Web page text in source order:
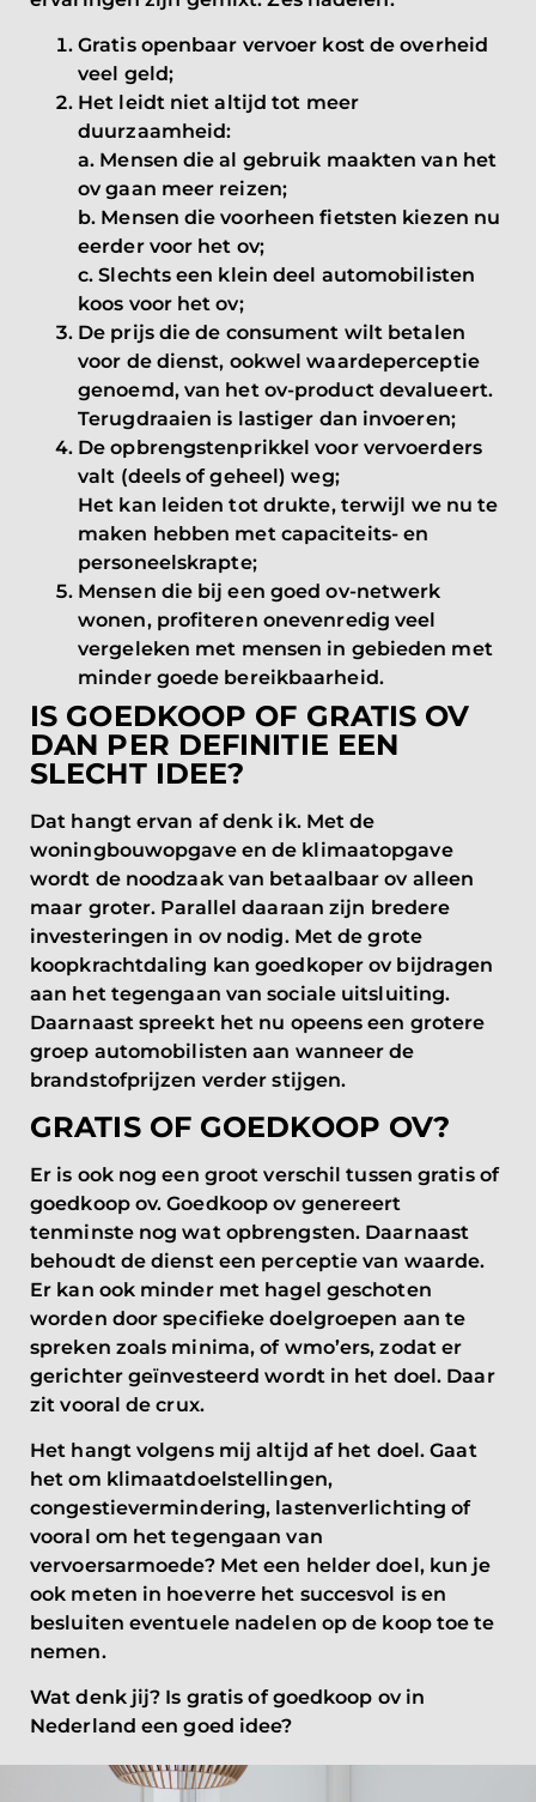
Gratis openbaar vervoer kost de overheid
veel geld;
Het leidt niet altijd tot meer
duurzaamheid:
a. Mensen die al gebruik maakten van het
ov gaan meer reizen;
b. Mensen die voorheen fietsten kiezen nu
eerder voor het ov;
c. Slechts een klein deel automobilisten
koos voor het ov;
De prijs die de consument wilt betalen
voor de dienst, ookwel waardeperceptie
genoemd, van het ov-product devalueert.
Terugdraaien is lastiger dan invoeren;
De opbrengstenprikkel voor vervoerders
valt (deels of geheel) weg;
Het kan leiden tot drukte, terwijl we nu te
maken hebben met capaciteits- en
personeelskrapte;
Mensen die bij een goed ov-netwerk
wonen, profiteren onevenredig veel
vergeleken met mensen in gebieden met
minder goede bereikbaarheid.
IS GOEDKOOP OF GRATIS OV
DAN PER DEFINITIE EEN
SLECHT IDEE?
Dat hangt ervan af denk ik. Met de
woningbouwopgave en de klimaatopgave
wordt de noodzaak van betaalbaar ov alleen
maar groter. Parallel daaraan zijn bredere
investeringen in ov nodig. Met de grote
koopkrachtdaling kan goedkoper ov bijdragen
aan het tegengaan van sociale uitsluiting.
Daarnaast spreekt het nu opeens een grotere
groep automobilisten aan wanneer de
brandstofprijzen verder stijgen.
GRATIS OF GOEDKOOP OV?
Er is ook nog een groot verschil tussen gratis of
goedkoop ov. Goedkoop ov genereert
tenminste nog wat opbrengsten. Daarnaast
behoudt de dienst een perceptie van waarde.
Er kan ook minder met hagel geschoten
worden door specifieke doelgroepen aan te
spreken zoals minima, of wmo’ers, zodat er
gerichter geïnvesteerd wordt in het doel. Daar
zit vooral de crux.
Het hangt volgens mij altijd af het doel. Gaat
het om klimaatdoelstellingen,
congestievermindering, lastenverlichting of
vooral om het tegengaan van
vervoersarmoede? Met een helder doel, kun je
ook meten in hoeverre het succesvol is en
besluiten eventuele nadelen op de koop toe te
nemen.
Wat denk jij? Is gratis of goedkoop ov in
Nederland een goed idee?